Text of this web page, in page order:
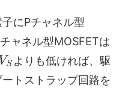
にPチャネル型
ャネル型MOSFETは
VS よりも低ければ、駆
トストラップ回路を